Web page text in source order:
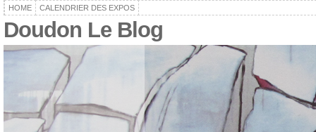
HOME CALENDRIER DES EXPOS
Doudon Le Blog